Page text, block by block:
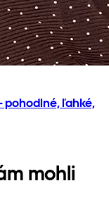
pohodlné, ľahké,
mohli